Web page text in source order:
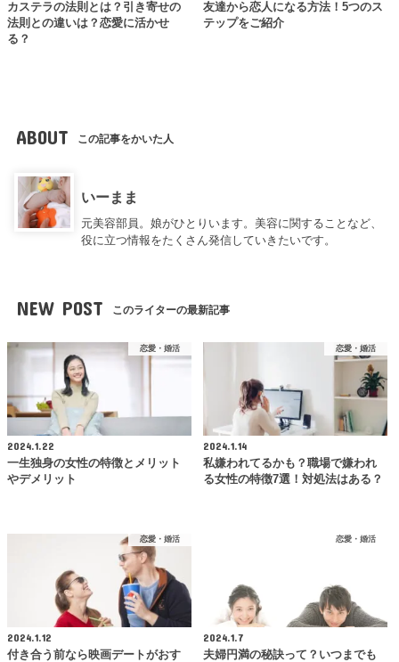
カステラの法則とは？引き寄せの
法則との違いは？恋愛に活かせ
る？
友達から恋人になる方法！5つのス
テップをご紹介
ABOUT この記事をかいた人
いーまま
元美容部員。娘がひとりいます。美容に関することなど、
役に立つ情報をたくさん発信していきたいです。
NEW POST このライターの最新記事
恋愛・婚活
2024.1.22
一生独身の女性の特徴とメリット
やデメリット
恋愛・婚活
2024.1.14
私嫌われてるかも？職場で嫌われ
る女性の特徴7選！対処法はある？
恋愛・婚活
2024.1.12
付き合う前なら映画デートがおす
恋愛・婚活
2024.1.7
夫婦円満の秘訣って？いつまでも